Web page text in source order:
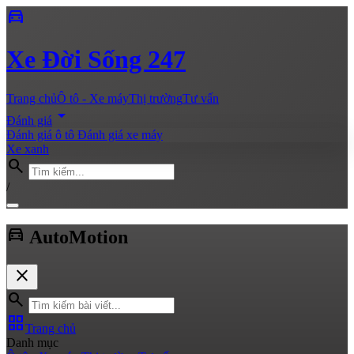
directions_car
Xe Đời Sống 247
Trang chủÔ tô - Xe máyThị trườngTư vấn
Đánh giá arrow_drop_down
Đánh giá ô tô Đánh giá xe máy
Xe xanh
search
/
directions_car AutoMotion
close
search
grid_viewTrang chủ
Danh mục